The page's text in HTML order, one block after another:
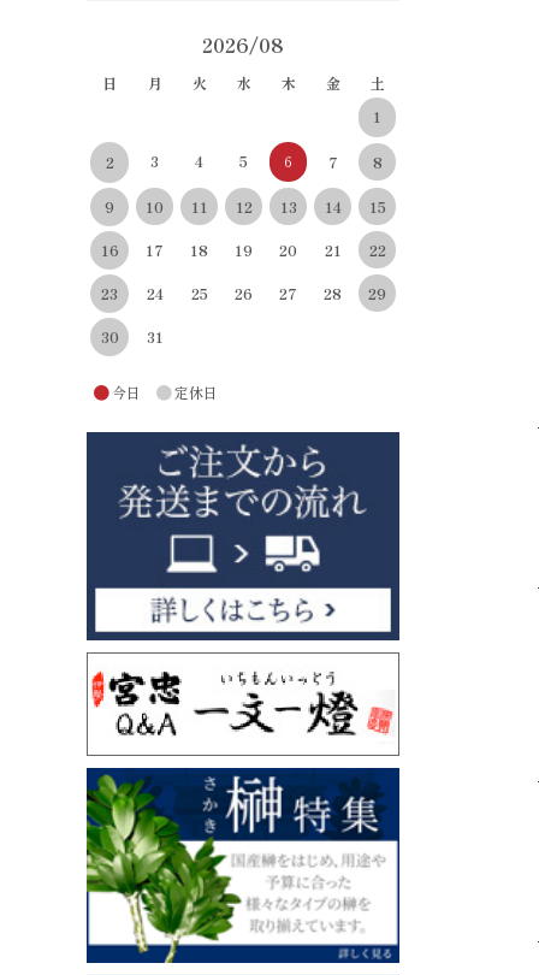
2026/08
日 月 火 水 木 金
土
1
2 3 4 5 6 7 8
9 10 11 12 13 14 15
16 17 18 19 20 21 22
23 24 25 26 27 28 29
30 31
●今日 ●定休日